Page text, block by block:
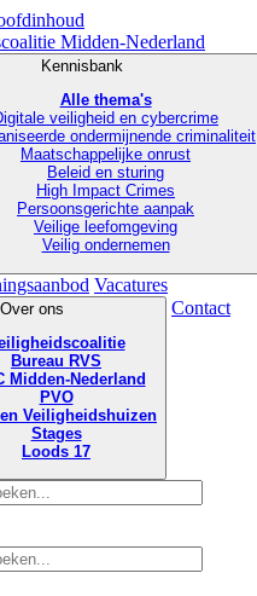
Kennisbank
Alle thema's
veiligheid en cybercrime
ondermijnende criminaliteit
Maatschappelijke onrust
Beleid en sturing
High Impact Crimes
Persoonsgerichte aanpak
Veilige leefomgeving
Veilig ondernemen
Vacatures
Over ons
Bureau RVS
Midden-Nederland
PVO
Veiligheidshuizen
Stages
Loods 17
Contact